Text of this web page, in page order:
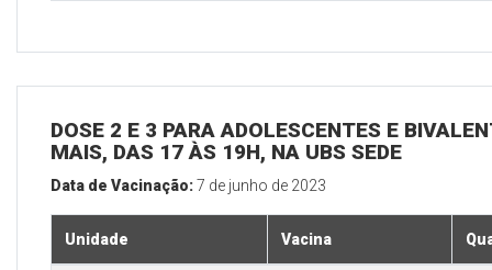
DOSE 2 E 3 PARA ADOLESCENTES E
MAIS, DAS 17 ÀS 19H, NA UBS SEDE
Data de Vacinação:7 de junho de 2023
Unidade Vacina